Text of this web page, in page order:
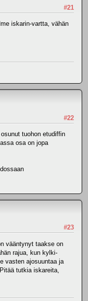
#21
iskarin-vartta, vähän
#22
tuohon etudiffin
osa on jopa
#23
vääntynyt taakse on
rajua, kun kylki-
vasten ajosuuntaa ja
tutkia iskareita,